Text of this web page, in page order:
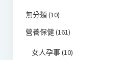
無分類(10)
營養保健(161)
女人孕事(10)